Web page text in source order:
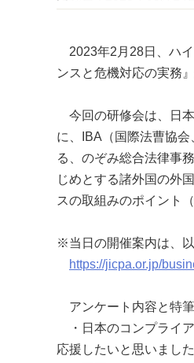
2023年2月28日、ハイ
ンスと危機対応の実務
今回の研修会は、日
に、IBA（国際法曹協
る、のぞみ総合法律事
じめとする諸外国の外
スの取組みのポイント
※当日の開催案内は、
https://jicpa.or.jp/
アンケート内容と特筆
・日本のコンプライ
応援したいと思いました